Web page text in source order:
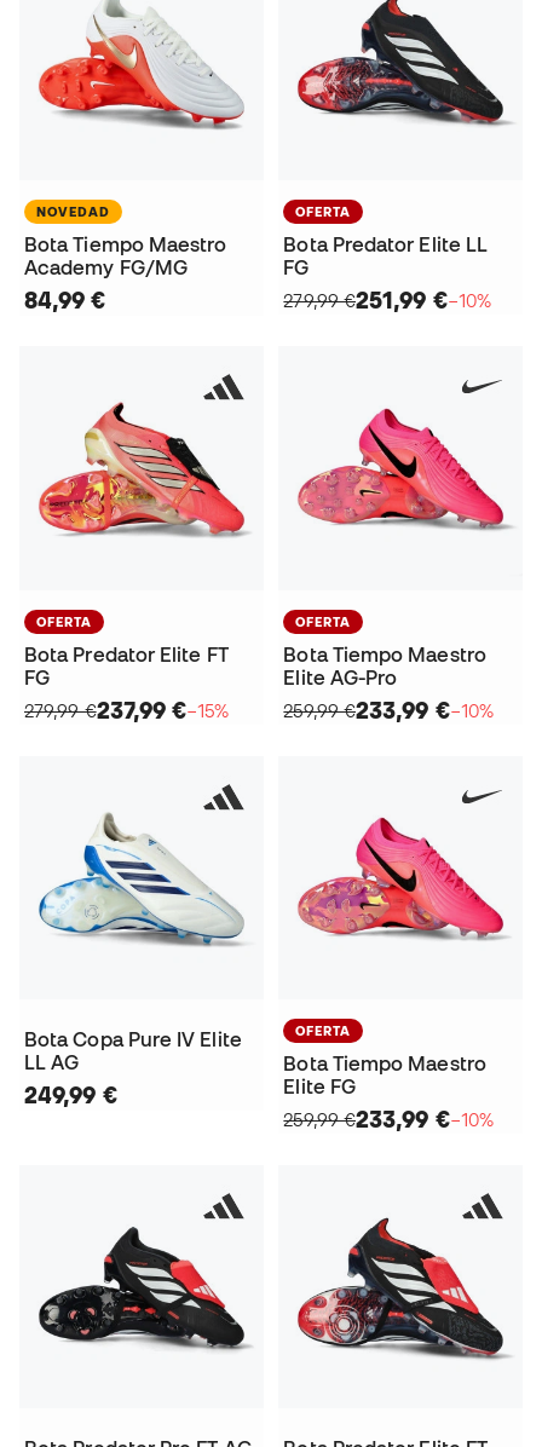
NOVEDAD
Bota Tiempo Maestro
Academy FG/MG
84,99 €
OFERTA
Bota Predator Elite LL
FG
279,99 €251,99 €−10%
OFERTA
Bota Predator Elite FT
FG
279,99 €237,99 €−15%
OFERTA
Bota Tiempo Maestro
Elite AG-Pro
259,99 €233,99 €−10%
Bota Copa Pure IV Elite
LL AG
249,99 €
OFERTA
Bota Tiempo Maestro
Elite FG
259,99 €233,99 €−10%